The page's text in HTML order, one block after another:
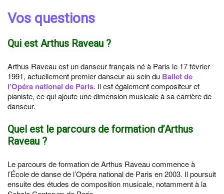
Vos questions
Qui est Arthus Raveau ?
Arthus Raveau est un danseur français né à Paris le 17 février
1991, actuellement premier danseur au sein du Ballet de
l’Opéra national de Paris. Il est également compositeur et
pianiste, ce qui ajoute une dimension musicale à sa carrière de
danseur.
Quel est le parcours de formation d’Arthus
Raveau ?
Le parcours de formation de Arthus Raveau commence à
l’École de danse de l’Opéra national de Paris en 2003. Il poursuit
ensuite des études de composition musicale, notamment à la